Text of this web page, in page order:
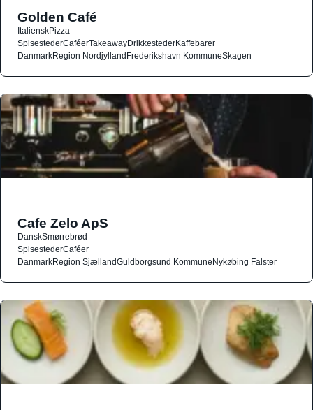
Golden Café
ItalienskPizza
SpisestederCaféerTakeawayDrikkestederKaffebarer
DanmarkRegion NordjyllandFrederikshavn KommuneSkagen
Cafe Zelo ApS
DanskSmørrebrød
SpisestederCaféer
DanmarkRegion SjællandGuldborgsund KommuneNykøbing Falster